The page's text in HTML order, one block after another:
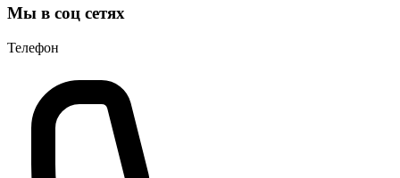
Мы в соц сетях
Телефон